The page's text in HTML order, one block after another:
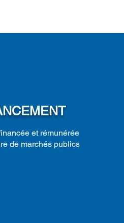
et rémunérée
de marchés publics